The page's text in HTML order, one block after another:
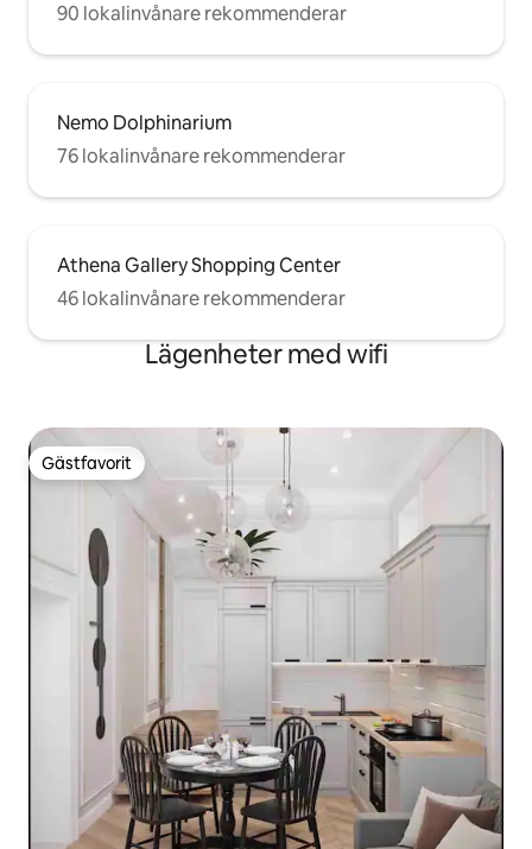
90 lokalinvånare rekommenderar
Nemo Dolphinarium
76 lokalinvånare rekommenderar
Athena Gallery Shopping Center
46 lokalinvånare rekommenderar
Lägenheter med wifi
Gästfavorit
Gästfavorit